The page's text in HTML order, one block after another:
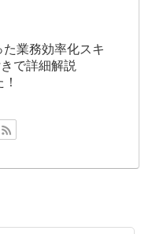
業務効率化スキ
で詳細解説